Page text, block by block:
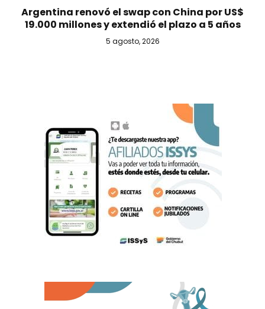
Argentina renovó el swap con China por US$
19.000 millones y extendió el plazo a 5 años
5 agosto, 2026